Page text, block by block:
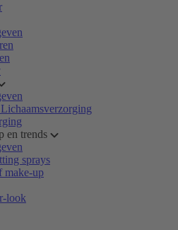
en trends
sprays
make-up
look